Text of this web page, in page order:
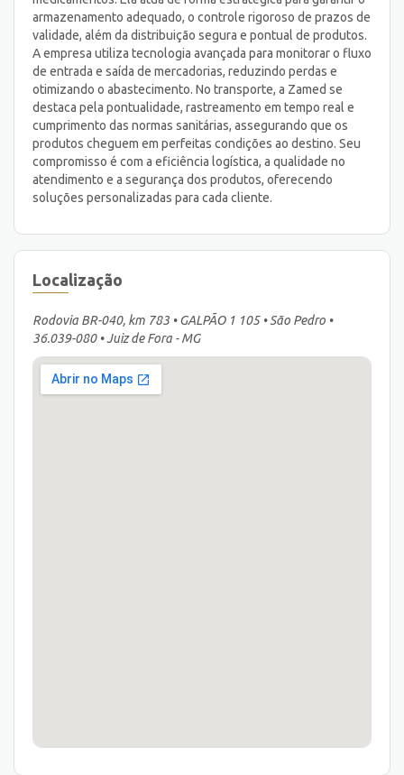
armazenamento adequado, o controle rigoroso de prazos de
validade, além da distribuição segura e pontual de produtos.
A empresa utiliza tecnologia avançada para monitorar o fluxo
de entrada e saída de mercadorias, reduzindo perdas e
otimizando o abastecimento. No transporte, a Zamed se
destaca pela pontualidade, rastreamento em tempo real e
cumprimento das normas sanitárias, assegurando que os
produtos cheguem em perfeitas condições ao destino. Seu
compromisso é com a eficiência logística, a qualidade no
atendimento e a segurança dos produtos, oferecendo
soluções personalizadas para cada cliente.
Localização
Rodovia BR-040, km 783 • GALPÃO 1 105 • São Pedro •
36.039-080 • Juiz de Fora - MG